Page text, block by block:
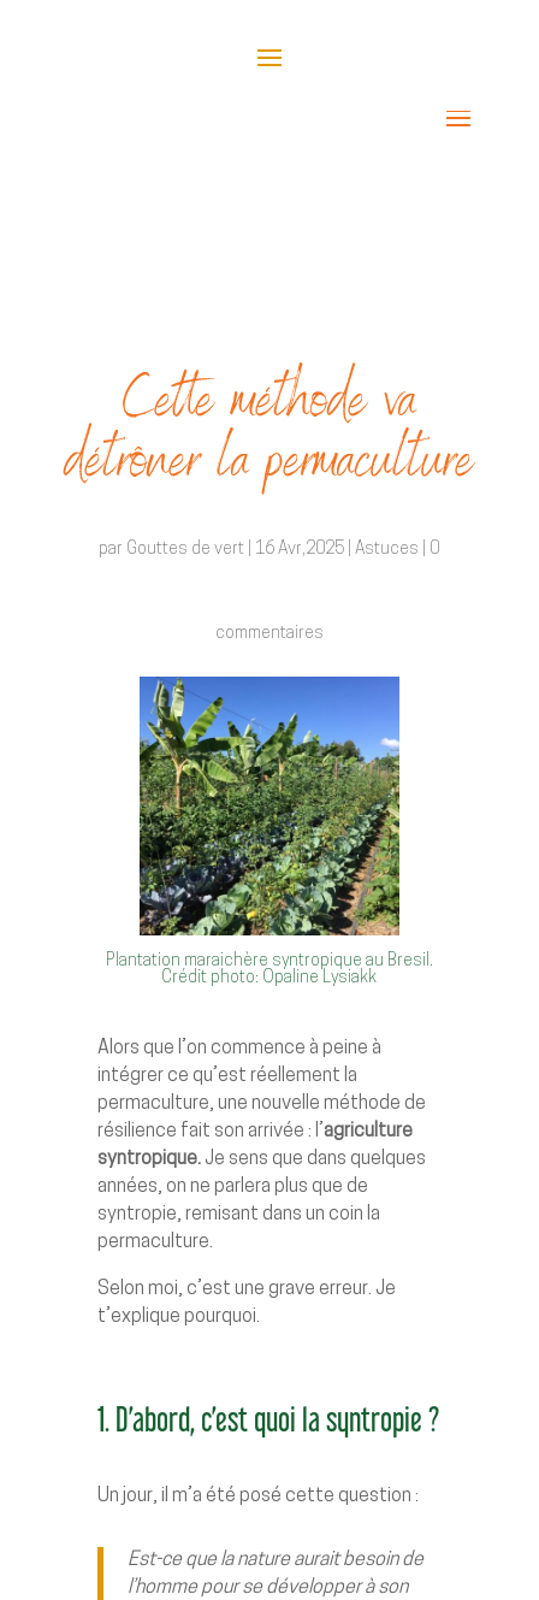
Cette méthode va
détrôner la permaculture
par Gouttes de vert 16 Avr,2025 |Astuces 0
commentaires
Plantation maraichère syntropique au Bresil.
Crédit photo: Opaline Lysiakk
Alors que l’on commence à peine à
intégrer ce qu’est réellement la
permaculture, une nouvelle méthode de
résilience fait son arrivée : l’ agriculture
syntropique. Je sens que dans quelques
années, on ne parlera plus que de
syntropie, remisant dans un coin la
permaculture.
Selon moi, c’est une grave erreur. Je
t’explique pourquoi.
1. D’abord, c’est quoi la syntropie ?
Un jour, il m’a été posé cette question :
Est-ce que la nature aurait besoin de
l’homme pour se développer à son